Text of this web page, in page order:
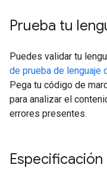
Prueba tu
Puedes validar tu
de prueba de lenguaje
Pega tu código de
para analizar el
errores presentes.
Especificación